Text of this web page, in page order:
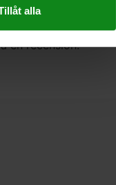
alla
MX 1000 RE
en recension.